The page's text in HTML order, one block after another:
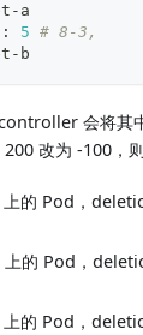
- a
: 5 # 8-3,
- b
会将其
改为 -100，
的 Pod，
的 Pod，
的 Pod，